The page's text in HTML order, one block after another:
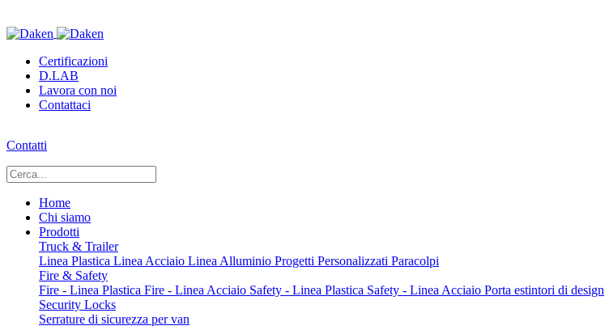
Certificazioni
D.LAB
Lavora con noi
Contattaci
Contatti
Home
Chi siamo
Prodotti
Truck & Trailer
Linea Plastica Linea Acciaio Linea Alluminio Progetti Personalizzati Paracolpi
Fire & Safety
Fire - Linea Plastica Fire - Linea Acciaio Safety - Linea Plastica Safety - Linea Acciaio Porta estintori di design
Security Locks
Serrature di sicurezza per van